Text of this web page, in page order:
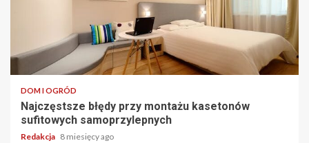
DOM I OGRÓD
Najczęstsze błędy przy montażu kasetonów
sufitowych samoprzylepnych
Redakcja 8 miesięcy ago